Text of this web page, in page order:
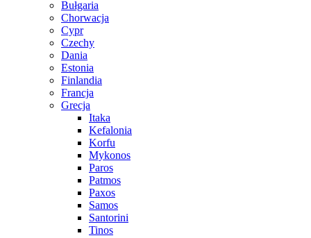
Bułgaria
Chorwacja
Cypr
Czechy
Dania
Estonia
Finlandia
Francja
Grecja
Itaka
Kefalonia
Korfu
Mykonos
Paros
Patmos
Paxos
Samos
Santorini
Tinos